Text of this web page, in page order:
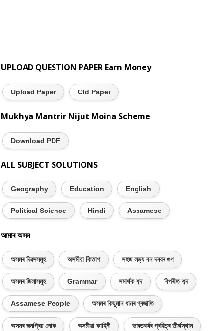
UPLOAD QUESTION PAPER Earn Money
Upload Paper Old Paper
Mukhya Mantrir Nijut Moina Scheme
Download PDF
ALL SUBJECT SOLUTIONS
Geography Education English
Political Science Hindi Assamese
আমাৰ অসম
অসমৰ দিৱসসমূহ অসমীয়া কিতাপ সহজ লভ্য বন দৰবৰ গুণ
অসমৰ জিলাসমূহ Grammar সমাৰ্থক শব্দ বিপৰীত শব্দ
Assamese People অসমৰ কিছুমান ধানৰ প্ৰজাতি
অসমৰ জনপ্ৰিয় লোক অসমীয়া কাহিনী ভাৰতবৰ্ষৰ প্ৰৱিত্ৰ তীৰ্থস্থান